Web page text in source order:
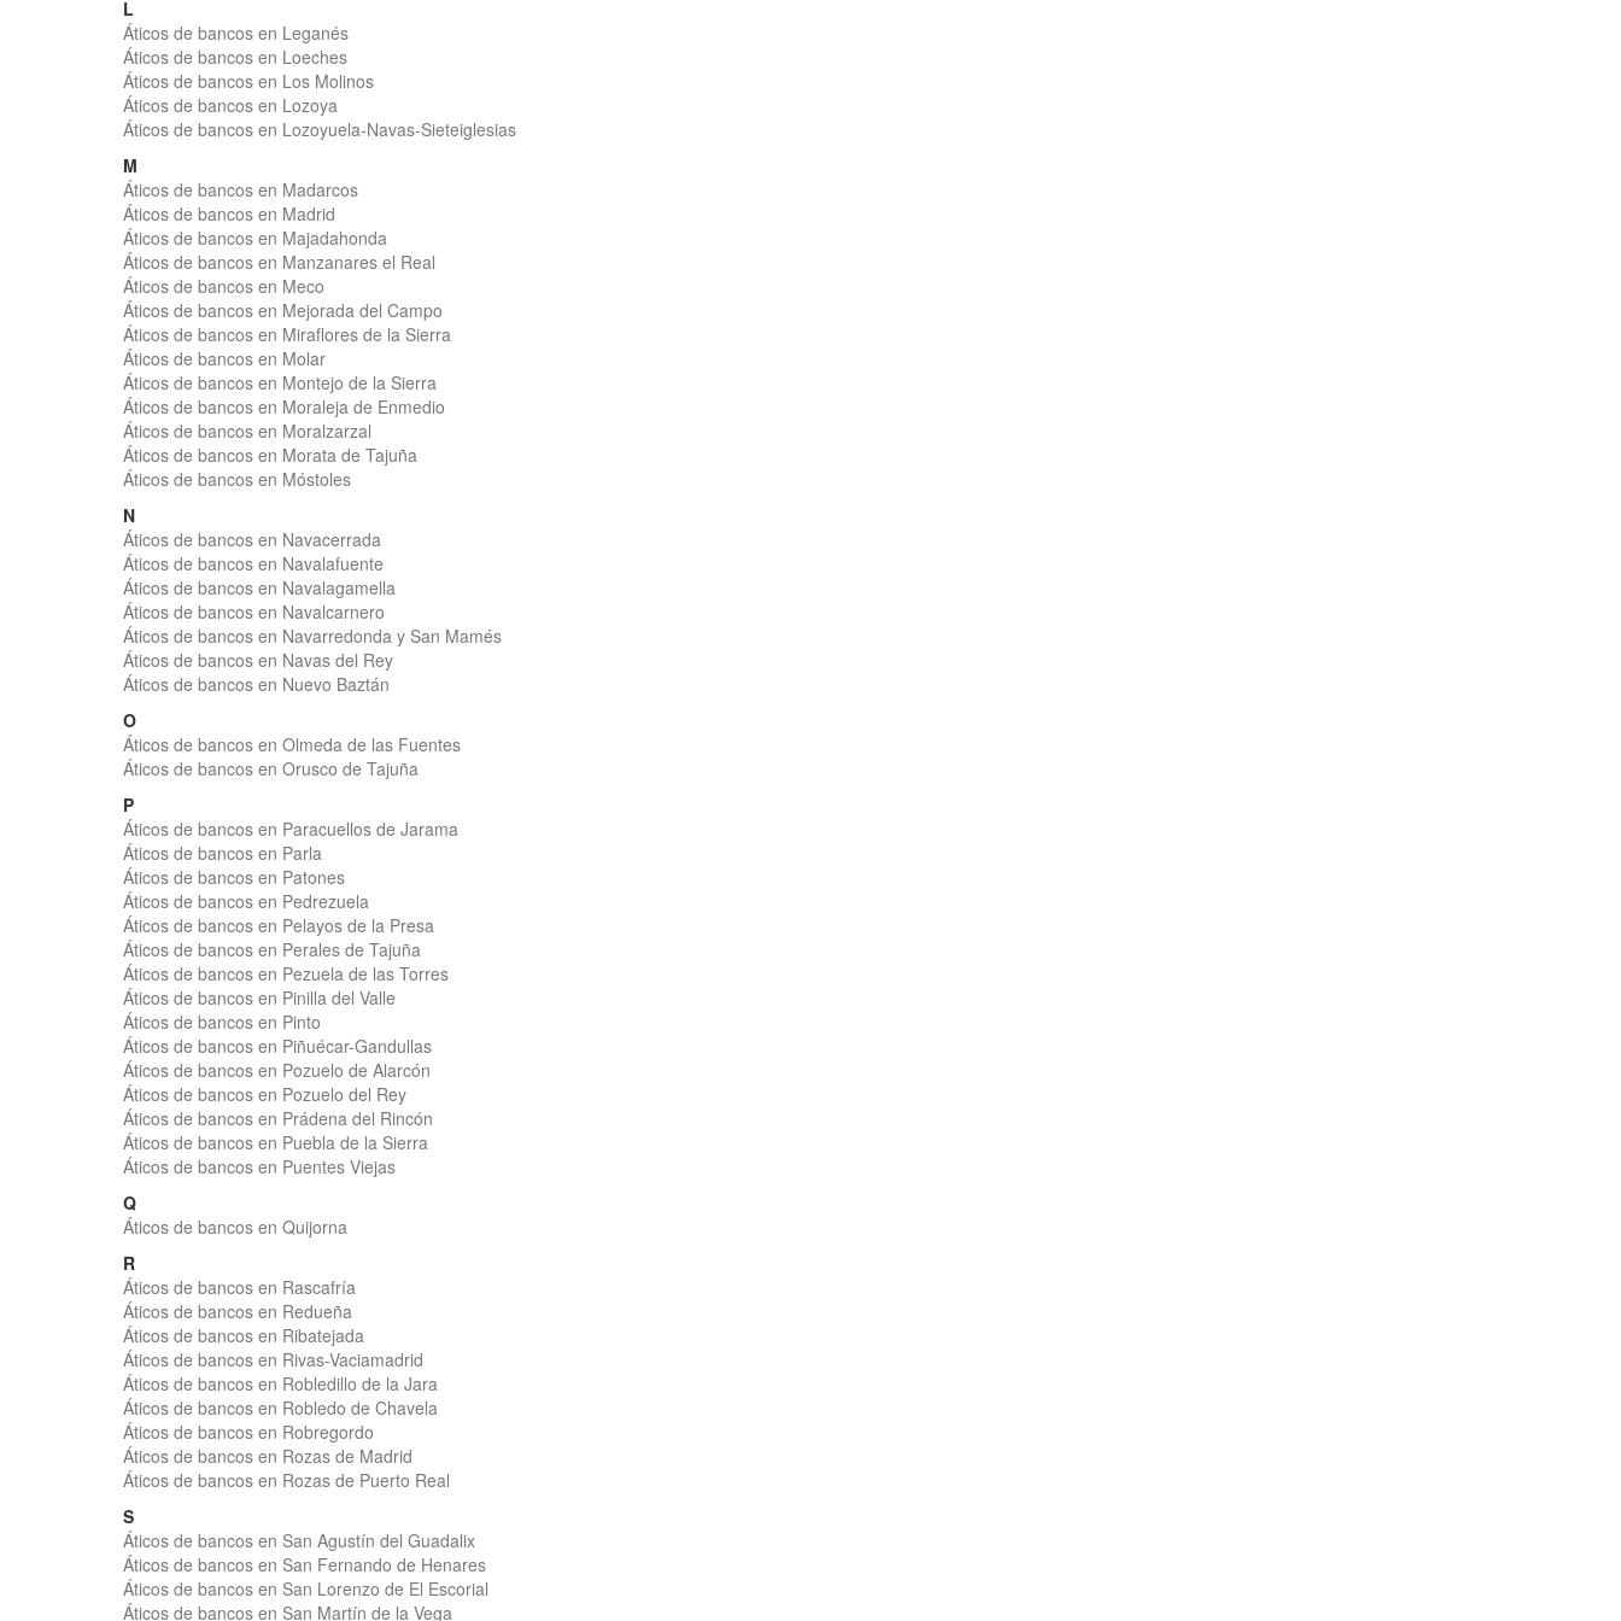
L
Áticos de bancos en Leganés
Áticos de bancos en Loeches
Áticos de bancos en Los Molinos
Áticos de bancos en Lozoya
Áticos de bancos en Lozoyuela-Navas-Sieteiglesias
M
Áticos de bancos en Madarcos
Áticos de bancos en Madrid
Áticos de bancos en Majadahonda
Áticos de bancos en Manzanares el Real
Áticos de bancos en Meco
Áticos de bancos en Mejorada del Campo
Áticos de bancos en Miraflores de la Sierra
Áticos de bancos en Molar
Áticos de bancos en Montejo de la Sierra
Áticos de bancos en Moraleja de Enmedio
Áticos de bancos en Moralzarzal
Áticos de bancos en Morata de Tajuña
Áticos de bancos en Móstoles
N
Áticos de bancos en Navacerrada
Áticos de bancos en Navalafuente
Áticos de bancos en Navalagamella
Áticos de bancos en Navalcarnero
Áticos de bancos en Navarredonda y San Mamés
Áticos de bancos en Navas del Rey
Áticos de bancos en Nuevo Baztán
O
Áticos de bancos en Olmeda de las Fuentes
Áticos de bancos en Orusco de Tajuña
P
Áticos de bancos en Paracuellos de Jarama
Áticos de bancos en Parla
Áticos de bancos en Patones
Áticos de bancos en Pedrezuela
Áticos de bancos en Pelayos de la Presa
Áticos de bancos en Perales de Tajuña
Áticos de bancos en Pezuela de las Torres
Áticos de bancos en Pinilla del Valle
Áticos de bancos en Pinto
Áticos de bancos en Piñuécar-Gandullas
Áticos de bancos en Pozuelo de Alarcón
Áticos de bancos en Pozuelo del Rey
Áticos de bancos en Prádena del Rincón
Áticos de bancos en Puebla de la Sierra
Áticos de bancos en Puentes Viejas
Q
Áticos de bancos en Quijorna
R
Áticos de bancos en Rascafría
Áticos de bancos en Redueña
Áticos de bancos en Ribatejada
Áticos de bancos en Rivas-Vaciamadrid
Áticos de bancos en Robledillo de la Jara
Áticos de bancos en Robledo de Chavela
Áticos de bancos en Robregordo
Áticos de bancos en Rozas de Madrid
Áticos de bancos en Rozas de Puerto Real
S
Áticos de bancos en San Agustín del Guadalix
Áticos de bancos en San Fernando de Henares
Áticos de bancos en San Lorenzo de El Escorial
Áticos de bancos en San Martín de la Vega